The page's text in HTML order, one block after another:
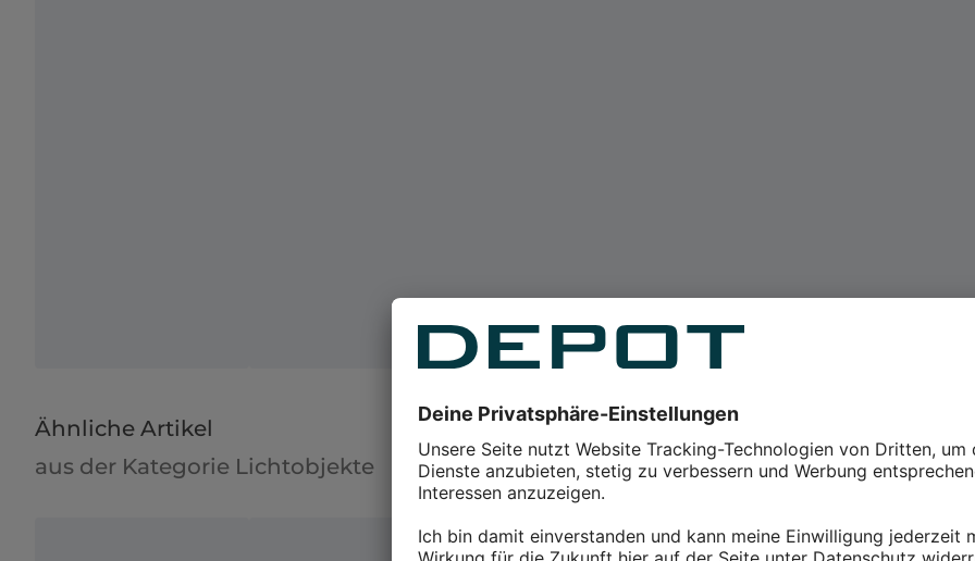
Ähnliche Artikel
aus der Kategorie Lichtobjekte